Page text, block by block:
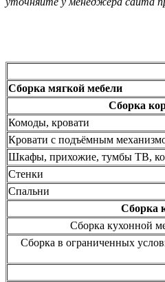
Сборка мягкой мебели
Сборка
Комоды, кровати
Кровати с подъёмным
Шкафы, прихожие, тумбы ТВ,
Стенки
Спальни
Сборка
Сборка кухонной
Сборка в ограниченных